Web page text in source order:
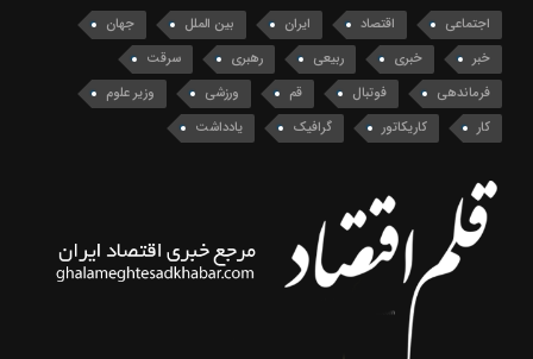
اجتماعی اقتصاد ایران بین الملل
جهان
خبر
خبری ربیعی رهبری
سرقت
فرماندهی
فوتبال قم ورزشی
وزیر علوم
کار
کاریکاتور گرافیک یادداشت